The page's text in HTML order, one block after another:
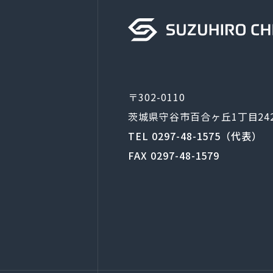
〒302-0110
茨城県守谷市百合ヶ丘1丁目
TEL 0297-48-1575（代表）
FAX 0297-48-1579